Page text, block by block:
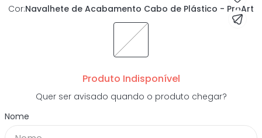
Cor:Navalhete de Acabamento Cabo de Plástico - ProArt
Produto Indisponível
Quer ser avisado quando o produto chegar?